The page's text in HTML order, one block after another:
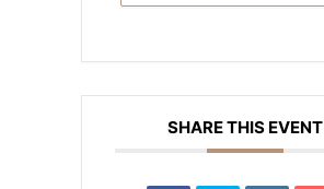
SHARE THIS EVENT